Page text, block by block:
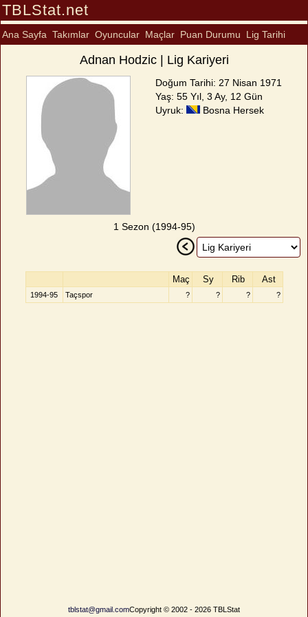
TBLStat.net
Ana Sayfa Takımlar Oyuncular Maçlar Puan Durumu Lig Tarihi
Adnan Hodzic | Lig Kariyeri
Doğum Tarihi: 27 Nisan 1971
Yaş: 55 Yıl, 3 Ay, 12 Gün
Uyruk:
Bosna Hersek
1 Sezon (1994-95)
Maç Sy Rib Ast
1994-95 Taçspor ? ? ? ?
tblstat@gmail.comCopyright © 2002 - 2026 TBLStat